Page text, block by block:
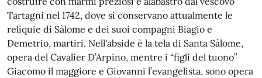
Tartagni nel 1742, dove si conservano attualmente le
reliquie di Sàlome e dei suoi compagni Biagio e
Demetrio, martiri. Nell'abside è la tela di Santa Sàlome,
opera del Cavalier D’Arpino, mentre i “figli del tuono”
Giacomo il maggiore e Giovanni l’evangelista, sono opera